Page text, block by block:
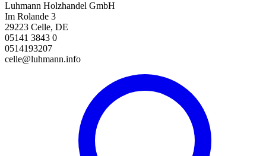
Luhmann Holzhandel GmbH
Im Rolande 3
29223 Celle, DE
05141 3843 0
0514193207
celle@luhmann.info